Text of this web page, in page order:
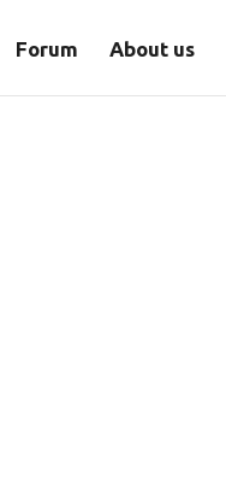
Forum About us